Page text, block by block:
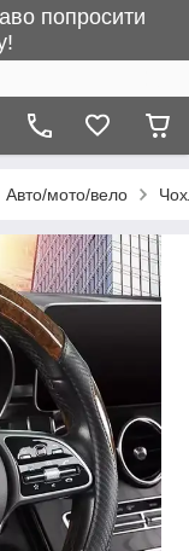
попросити
Авто/мото/вело